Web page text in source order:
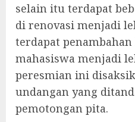
selain itu terdapat
di renovasi menjadi
terdapat
mahasiswa menjadi
peresmian ini
undangan yang
pemotongan pita.